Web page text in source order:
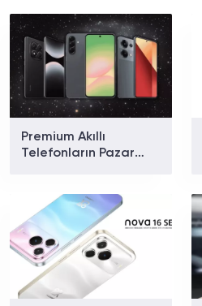
Premium Akıllı
Telefonların Pazar